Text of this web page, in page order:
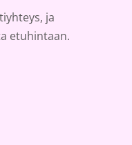
ja
etuhintaan.